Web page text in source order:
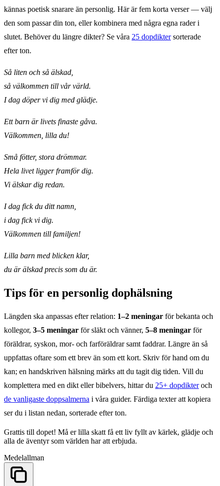
kännas poetisk snarare än personlig. Här är fem korta verser — välj
den som passar din ton, eller kombinera med några egna rader i
slutet. Behöver du längre dikter? Se våra 25 dopdiktersorterade
efter ton.
Så liten och så älskad,
så välkommen till vår värld.
I dag döper vi dig med glädje.
Ett barn är livets finaste gåva.
Välkommen, lilla du!
Små fötter, stora drömmar.
Hela livet ligger framför dig.
Vi älskar dig redan.
I dag fick du ditt namn,
i dag fick vi dig.
Välkommen till familjen!
Lilla barn med blicken klar,
du är älskad precis som du är.
Tips för en personlig dophälsning
Längden ska anpassas efter relation: 1–2 meningar för bekanta och
kollegor, 3–5 meningar för släkt och vänner, 5–8 meningar för
föräldrar, syskon, mor- och farföräldrar samt faddrar. Längre än så
uppfattas oftare som ett brev än som ett kort. Skriv för hand om du
kan; en handskriven hälsning märks att du tagit dig tiden. Vill du
komplettera med en dikt eller bibelvers, hittar du 25+ dopdikteroch
de vanligaste doppsalmerna i våra guider. Färdiga texter att kopiera
ser du i listan nedan, sorterade efter ton.
Grattis till dopet! Må er lilla skatt få ett liv fyllt av kärlek, glädje och
alla de äventyr som världen har att erbjuda.
Medelallman